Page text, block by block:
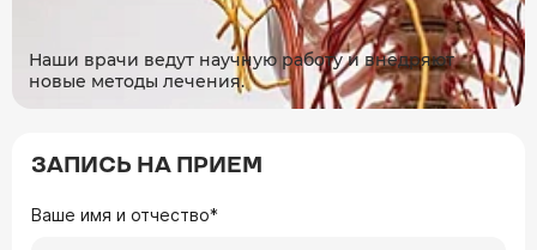
Наши врачи ведут научную работу и внедряют
новые методы лечения.
ЗАПИСЬ НА ПРИЕМ
Ваше имя и отчество*